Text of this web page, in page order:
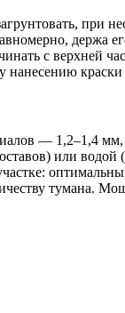
при
с верхней
— 1,2–1,4
или
тумана.